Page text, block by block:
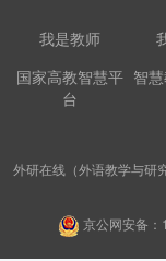
我是教师
国家高教智慧平
台
智
外研在线（外语教学与研
京公网安备